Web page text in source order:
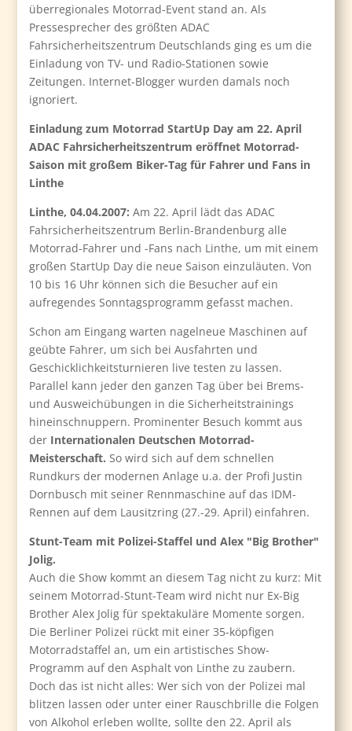
überregionales Motorrad-Event stand an. Als
Pressesprecher des größten ADAC
Fahrsicherheitszentrum Deutschlands ging es um die
Einladung von TV- und Radio-Stationen sowie
Zeitungen. Internet-Blogger wurden damals noch
ignoriert.
Einladung zum Motorrad StartUp Day am 22. April
ADAC Fahrsicherheitszentrum eröffnet Motorrad-
Saison mit großem Biker-Tag für Fahrer und Fans in
Linthe
Linthe, 04.04.2007: Am 22. April lädt das ADAC
Fahrsicherheitszentrum Berlin-Brandenburg alle
Motorrad-Fahrer und -Fans nach Linthe, um mit einem
großen StartUp Day die neue Saison einzuläuten. Von
10 bis 16 Uhr können sich die Besucher auf ein
aufregendes Sonntagsprogramm gefasst machen.
Schon am Eingang warten nagelneue Maschinen auf
geübte Fahrer, um sich bei Ausfahrten und
Geschicklichkeitsturnieren live testen zu lassen.
Parallel kann jeder den ganzen Tag über bei Brems-
und Ausweichübungen in die Sicherheitstrainings
hineinschnuppern. Prominenter Besuch kommt aus
der Internationalen Deutschen Motorrad-
Meisterschaft. So wird sich auf dem schnellen
Rundkurs der modernen Anlage u.a. der Profi Justin
Dornbusch mit seiner Rennmaschine auf das IDM-
Rennen auf dem Lausitzring (27.-29. April) einfahren.
Stunt-Team mit Polizei-Staffel und Alex "Big Brother"
Jolig.
Auch die Show kommt an diesem Tag nicht zu kurz: Mit
seinem Motorrad-Stunt-Team wird nicht nur Ex-Big
Brother Alex Jolig für spektakuläre Momente sorgen.
Die Berliner Polizei rückt mit einer 35-köpfigen
Motorradstaffel an, um ein artistisches Show-
Programm auf den Asphalt von Linthe zu zaubern.
Doch das ist nicht alles: Wer sich von der Polizei mal
blitzen lassen oder unter einer Rauschbrille die Folgen
von Alkohol erleben wollte, sollte den 22. April als